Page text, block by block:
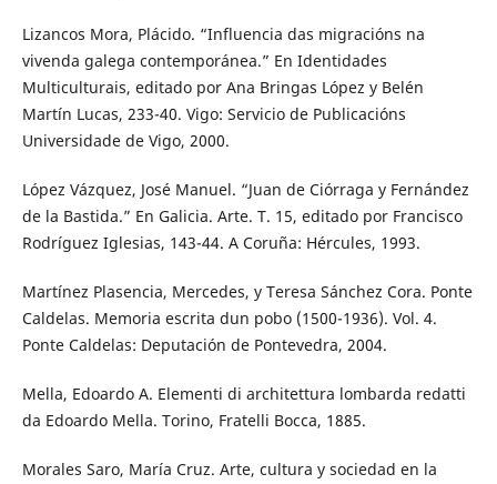
Lizancos Mora, Plácido. “Influencia das migracións na
vivenda galega contemporánea.” En Identidades
Multiculturais, editado por Ana Bringas López y Belén
Martín Lucas, 233-40. Vigo: Servicio de Publicacións
Universidade de Vigo, 2000.
López Vázquez, José Manuel. “Juan de Ciórraga y Fernández
de la Bastida.” En Galicia. Arte. T. 15, editado por Francisco
Rodríguez Iglesias, 143-44. A Coruña: Hércules, 1993.
Martínez Plasencia, Mercedes, y Teresa Sánchez Cora. Ponte
Caldelas. Memoria escrita dun pobo (1500-1936). Vol. 4.
Ponte Caldelas: Deputación de Pontevedra, 2004.
Mella, Edoardo A. Elementi di architettura lombarda redatti
da Edoardo Mella. Torino, Fratelli Bocca, 1885.
Morales Saro, María Cruz. Arte, cultura y sociedad en la